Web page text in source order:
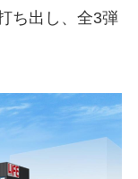
ち出し、全3弾